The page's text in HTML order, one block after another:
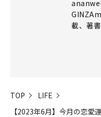
載、著
TOP
LIFE
【2023年6月】今月の恋